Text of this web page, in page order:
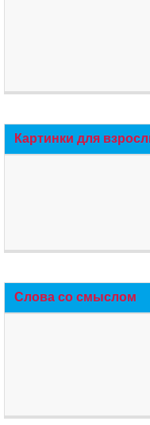
Картинки для
Слова со смыслом